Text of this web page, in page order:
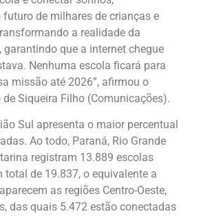
de milhares de crianças e
a realidade da
que a internet chegue
Nenhuma escola ficará para
missão até 2026”, afirmou o
Siqueira Filho (Comunicações).
Sul apresenta o maior percentual
Ao todo, Paraná, Rio Grande
registram 13.889 escolas
total de 19.837, o equivalente a
as regiões Centro-Oeste,
das quais 5.472 estão conectadas